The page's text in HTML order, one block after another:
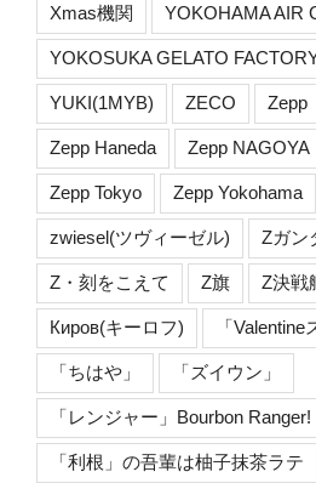
Xmas機関 YOKOHAMA AIR
YOKOSUKA GELATO
YUKI(1MYB) ZECO Zepp
Zepp Haneda Zepp NAGOYA
Zepp Tokyo Zepp Yokohama
zwiesel(ツヴィーゼル) Zガン
Z・刻をこえて Z旗 Z決戦
Киров(キーロフ) 「
「ちはや」 「ズイウン」
「レンジャー」Bourbon Ranger!
「利根」の吾輩は柚子抹茶ラテ